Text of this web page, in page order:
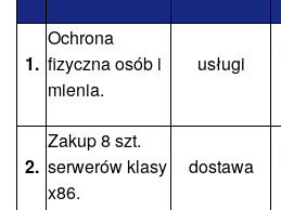
1.
Ochrona
fizyczna osób i
mienia.
usługi
2.
Zakup 8 szt.
serwerów klasy
x86.
dostawa